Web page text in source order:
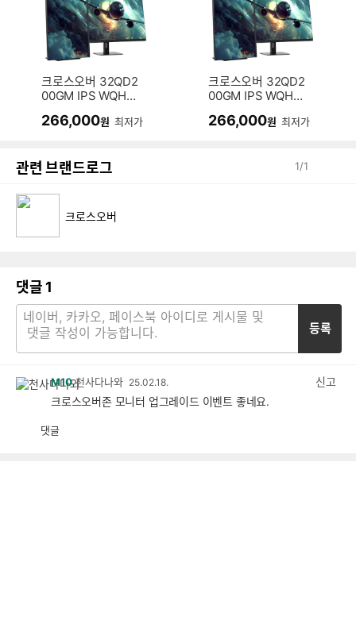
크로스오버 32QD2
00GM IPS WQHD
탠드
266,000원 최저가
크로스오버 32QD2
00GM IPS WQHD
탠드 무결점
266,000원 최저가
관련 브랜드로그 1/1
크로스오버
댓글 1
등록
M10 천사다나와 25.02.18.
신고
크로스오버존 모니터 업그레이드 이벤트 좋네요.
댓글